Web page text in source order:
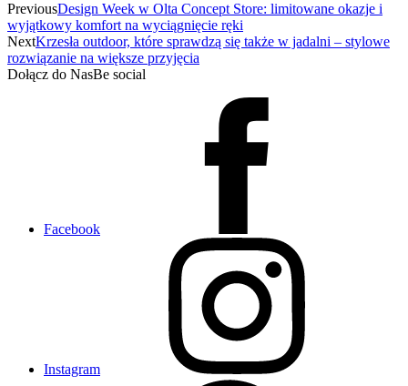
PreviousDesign Week w Olta Concept Store: limitowane okazje i
wyjątkowy komfort na wyciągnięcie ręki
NextKrzesła outdoor, które sprawdzą się także w jadalni – stylowe
rozwiązanie na większe przyjęcia
Dołącz do NasBe social
Facebook
Instagram